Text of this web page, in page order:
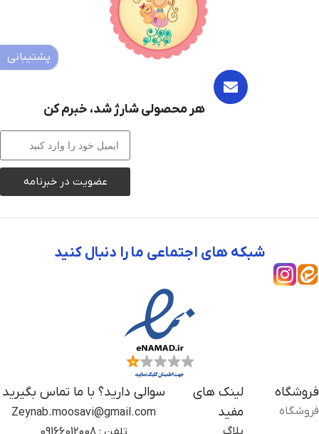
هر محصولی شارژ شد، خبرم کن
عضویت در خبرنامه
شبکه های اجتماعی ما را دنبال کنید
فروشگاه
فروشگاه
لینک های
مفید
بلاگ
سوالی دارید؟ با ما تماس بگیرید
Zeynab.moosavi@gmail.com
پشتیبانی